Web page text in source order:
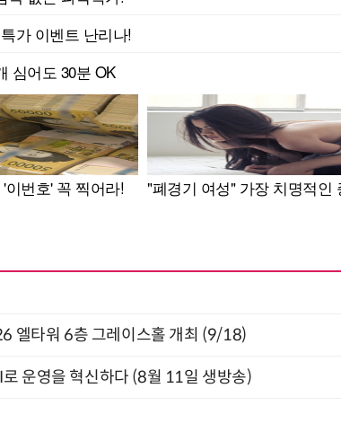
엘타워 6층 그레이스홀 개최 (9/18)
로 운영을 혁신하다 (8월 11일 생방송)